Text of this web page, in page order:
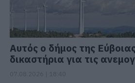
Αυτός ο δήμος της
δικαστήρια για τις